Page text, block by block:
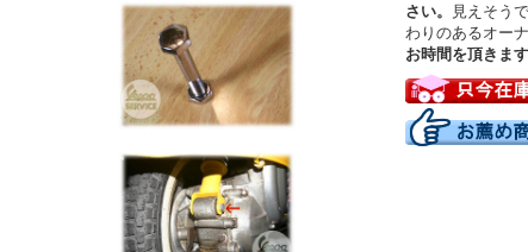
さい。
見えそう
わりのあるオー
お時間を頂きます